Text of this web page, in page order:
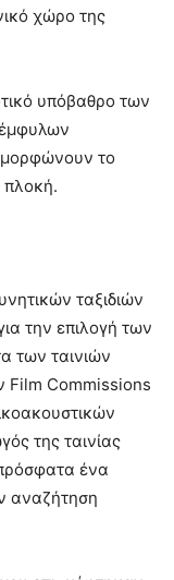
χώρο της
υπόβαθρο των
το
πλοκή.
ταξιδιών
την επιλογή των
των ταινιών
Film Commissions
της ταινίας
ένα
αναζήτηση